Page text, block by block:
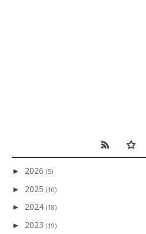
► 2026 (5)
► 2025 (10)
► 2024 (18)
► 2023 (19)